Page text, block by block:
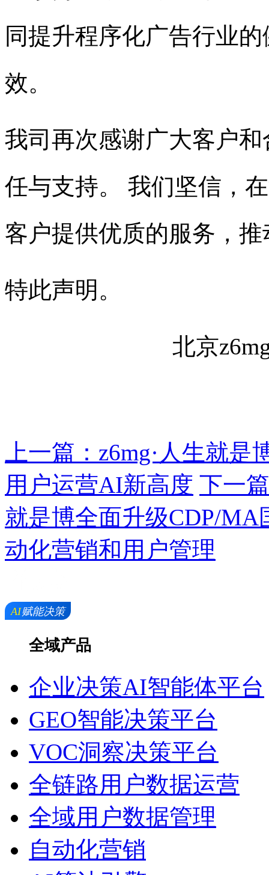
同提升程序化广告行业的
效。
我司再次感谢广大客户
任与支持。 我们坚信，
客户提供优质的服务，
特此声明。
北京
上一篇：z6mg·人生就
用户运营AI新高度 下一篇
就是博全面升级CDP/MA
动化营销和用户管理
全域产品
企业决策AI智能体平台
GEO智能决策平台
VOC洞察决策平台
全链路用户数据运营
全域用户数据管理
自动化营销